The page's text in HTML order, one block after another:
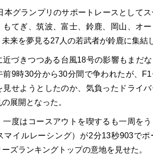
グランプリのサポートレースとしてス
もてぎ、筑波、富士、鈴鹿、岡山、オ
来を夢見る27人の若武者が鈴鹿に集結
づきつつある台風18号の影響もまだな
前9時30分から30分間で争われたが、
見せようとしたのか、気負ったドライ
展開となった。
度はコースアウトを喫するも一周を
マイルレーシング）が2分13秒903でポ
ズランキングトップの意地を見せた。